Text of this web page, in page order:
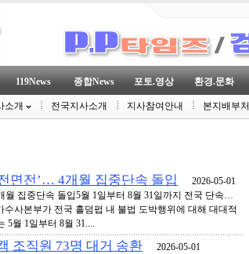
119News 종합News 포토.영상 환경.문화
소개 전국지사소개 지사참여안내 본지배부처
면전’… 4개월 집중단속 돌입
2026-05-01
월 집중단속 돌입5월 1일부터 8월 31일까지 전국 단속…
사본부가 전국 홀덤펍 내 불법 도박행위에 대해 대대적
5월 1일부터 8월 31....
조직원 73명 대거 송환 2026-05-01